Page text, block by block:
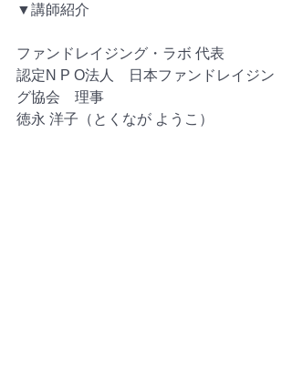
▼講師紹介
ファンドレイジング・ラボ 代表
認定N P O法人　日本ファンドレイジン
グ協会　理事
徳永 洋子（とくなが ようこ）